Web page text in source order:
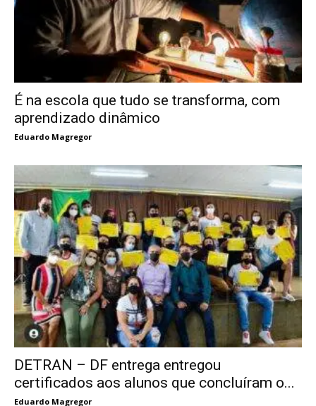
É na escola que tudo se transforma, com
aprendizado dinâmico
Eduardo Magregor
DETRAN – DF entrega entregou
certificados aos alunos que concluíram o...
Eduardo Magregor